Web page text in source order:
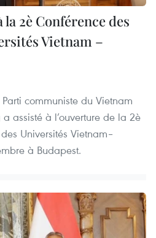
la 2è Conférence des
Vietnam –
communiste du Vietnam
a assisté à l’ouverture de la 2è
Universités Vietnam–
à Budapest.